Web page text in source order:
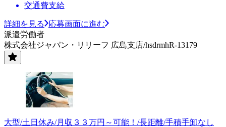
交通費支給
詳細を見る
応募画面に進む
派遣労働者
株式会社ジャパン・リリーフ 広島支店/hsdrmhR-13179
大型/土日休み/月収３３万円～可能！/長距離/手積手卸なし